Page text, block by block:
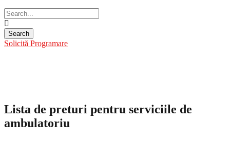
Solicită Programare
Lista de preturi pentru serviciile de
ambulatoriu